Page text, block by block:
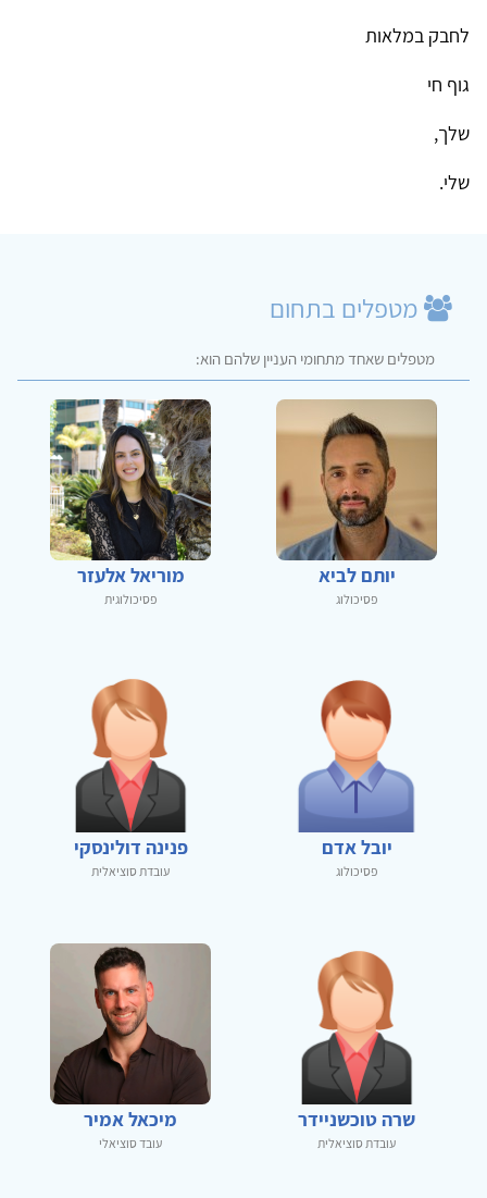
לחבק במלאות
גוף חי
שלך,
שלי.
מטפלים בתחום
מטפלים שאחד מתחומי העניין שלהם הוא:
יותם לביא
פסיכולוג
מוריאל אלעזר
פסיכולוגית
יובל אדם
פסיכולוג
פנינה דולינסקי
עובדת סוציאלית
שרה טוכשניידר
עובדת סוציאלית
מיכאל אמיר
עובד סוציאלי